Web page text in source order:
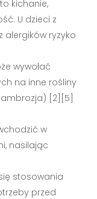
kichanie,
U dzieci z
ryzyko
wywołać
na inne rośliny
[2][5]
w
nasilając
stosowania
przed